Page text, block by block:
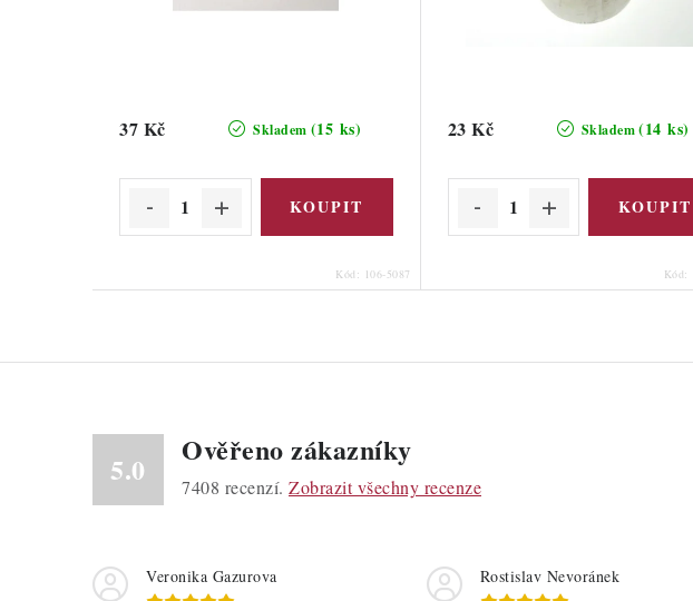
Skladem (15 ks)
37 Kč
Kód: 106-5087
Skladem(14 ks)
23 Kč
Kód:
5.0
Ověřeno zákazníky
7408 recenzí. Zobrazit všechny recenze
Veronika Gazurova Rostislav Nevoránek